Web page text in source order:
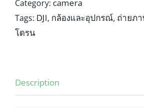
Category: camera
Tags: DJI, กล้องและอุปกรณ์, ถ่ายภ
โดรน
Description